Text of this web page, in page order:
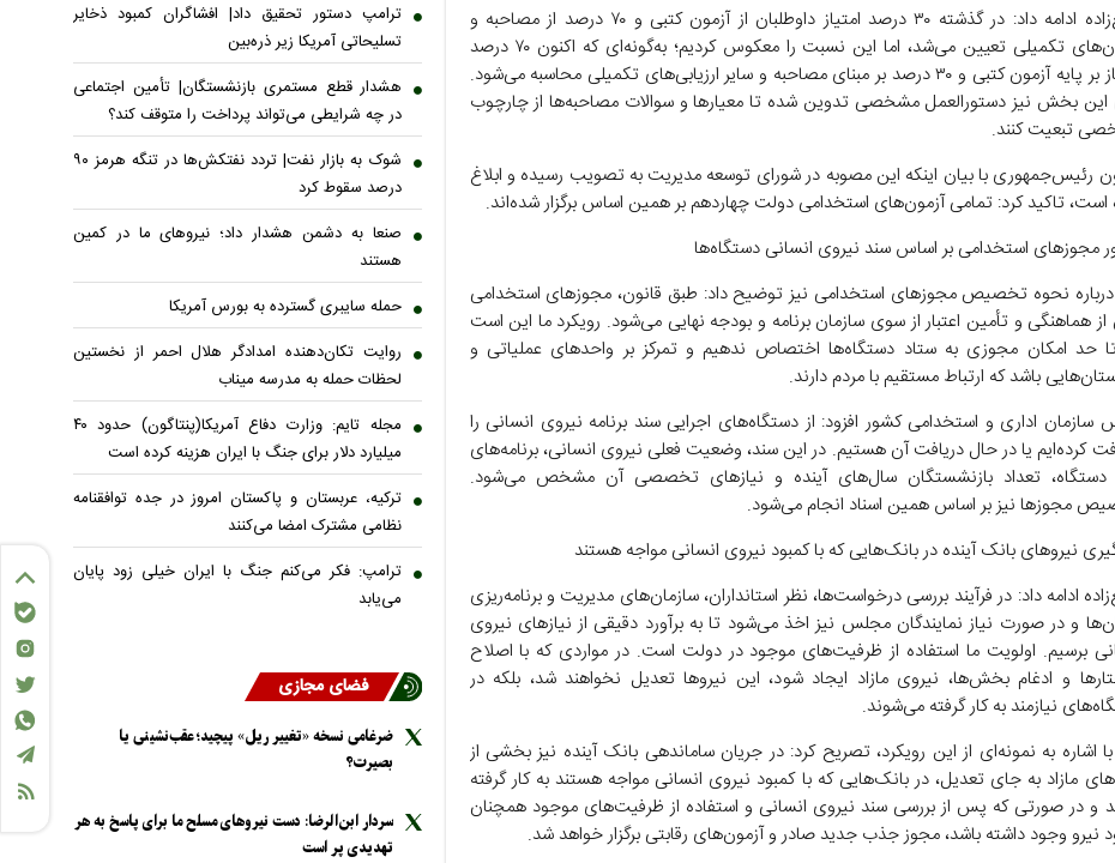
رفیع‌زاده ادامه داد: در گذشته ۳۰ درصد امتیاز داوطلبان از آزمون کتبی و ۷۰ درصد از مصاحبه و
آزمون‌های تکمیلی تعیین می‌شد، اما این نسبت را معکوس کردیم؛ به‌گونه‌ای که اکنون ۷۰ درصد
امتیاز بر پایه آزمون کتبی و ۳۰ درصد بر مبنای مصاحبه و سایر ارزیابی‌های تکمیلی محاسبه می‌شود.
این بخش نیز دستورالعمل مشخصی تدوین شده تا معیارها و سوالات مصاحبه‌ها از چارچوب
تبعیت کنند.
رئیس‌جمهوری با بیان اینکه این مصوبه در شورای توسعه مدیریت به تصویب رسیده و ابلاغ
تاکید کرد: تمامی آزمون‌های استخدامی دولت چهاردهم بر همین اساس برگزار شده‌اند.
مجوزهای استخدامی بر اساس سند نیروی انسانی دستگاه‌ها
نحوه تخصیص مجوزهای استخدامی نیز توضیح داد: طبق قانون، مجوزهای استخدامی
هماهنگی و تأمین اعتبار از سوی سازمان برنامه و بودجه نهایی می‌شود. رویکرد ما این است
حد امکان مجوزی به ستاد دستگاه‌ها اختصاص ندهیم و تمرکز بر واحدهای عملیاتی و
باشد که ارتباط مستقیم با مردم دارند.
سازمان اداری و استخدامی کشور افزود: از دستگاه‌های اجرایی سند برنامه نیروی انسانی را
کرده‌ایم یا در حال دریافت آن هستیم. در این سند، وضعیت فعلی نیروی انسانی، برنامه‌های
دستگاه، تعداد بازنشستگان سال‌های آینده و نیازهای تخصصی آن مشخص می‌شود.
مجوزها نیز بر اساس همین اسناد انجام می‌شود.
نیروهای بانک آینده در بانک‌هایی که با کمبود نیروی انسانی مواجه هستند
ادامه داد: در فرآیند بررسی درخواست‌ها، نظر استانداران، سازمان‌های مدیریت و برنامه‌ریزی
و در صورت نیاز نمایندگان مجلس نیز اخذ می‌شود تا به برآورد دقیقی از نیازهای نیروی
برسیم. اولویت ما استفاده از ظرفیت‌های موجود در دولت است. در مواردی که با اصلاح
و ادغام بخش‌ها، نیروی مازاد ایجاد شود، این نیروها تعدیل نخواهند شد، بلکه در
نیازمند به کار گرفته می‌شوند.
اشاره به نمونه‌ای از این رویکرد، تصریح کرد: در جریان ساماندهی بانک آینده نیز بخشی از
مازاد به جای تعدیل، در بانک‌هایی که با کمبود نیروی انسانی مواجه هستند به کار گرفته
و در صورتی که پس از بررسی سند نیروی انسانی و استفاده از ظرفیت‌های موجود همچنان
نیرو وجود داشته باشد، مجوز جذب جدید صادر و آزمون‌های رقابتی برگزار خواهد شد.
ترامپ دستور تحقیق داد| افشاگران کمبود ذخایر
تسلیحاتی آمریکا زیر ذره‌بین
هشدار قطع مستمری بازنشستگان| تأمین اجتماعی
در چه شرایطی می‌تواند پرداخت را متوقف کند؟
شوک به بازار نفت| تردد نفتکش‌ها در تنگه هرمز ۹۰
درصد سقوط کرد
صنعا به دشمن هشدار داد؛ نیروهای ما در کمین
هستند
حمله سایبری گسترده به بورس آمریکا
روایت تکان‌دهنده امدادگر هلال احمر از نخستین
لحظات حمله به مدرسه میناب
مجله تایم: وزارت دفاع آمریکا(پنتاگون) حدود ۴۰
میلیارد دلار برای جنگ با ایران هزینه کرده است
ترکیه، عربستان و پاکستان امروز در جده توافقنامه
نظامی مشترک امضا می‌کنند
ترامپ: فکر می‌کنم جنگ با ایران خیلی زود پایان
می‌یابد
فضای مجازی
ضرغامی نسخه «تغییر ریل» پیچید؛ عقب‌نشینی یا
بصیرت؟
سردار ابن‌الرضا: دست نیرو‌های مسلح ما برای پاسخ به هر
تهدیدی پر است